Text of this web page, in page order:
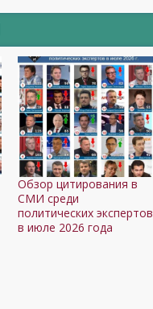
Обзор цитирования в
СМИ среди
политических экспертов
в июле 2026 года